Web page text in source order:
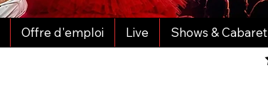
Offre d'emploi Live Shows & Cabaret